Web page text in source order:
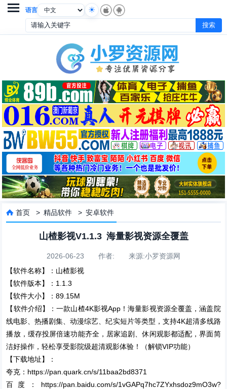
语言

 首页 >精品软件 >安卓软件
山楂影视V1.1.3 海量影视资源全覆盖
2026-06-23 作者: 来源:小罗资源网
【软件名称】：山楂影视
【软件版本】：1.1.3
【软件大小】：89.15M
【软件介绍】：一款山楂4K影视App！海量影视资源全覆盖，涵盖院
线电影、热播剧集、动漫综艺、纪实短片等类型，支持4K超清多线路
播放，缓存投屏倍速功能齐全，居家追剧、休闲观影都适配，界面简
洁好操作，轻松享受影院级超清观影体验！（解锁VIP功能）
【下载地址】：
夸克：https://pan.quark.cn/s/11baa2bd8371
百度：https://pan.baidu.com/s/1vGAPq7hc7ZYxhsdoz9mO3w?